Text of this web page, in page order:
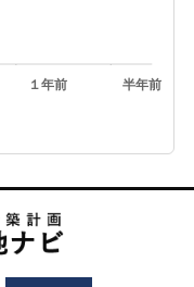
１年前 半年前